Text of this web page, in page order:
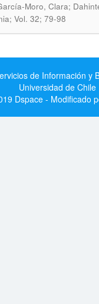
Moro, Clara;
Vol. 32; 79-98
de Información y
Universidad de Chile
Dspace - Modificado